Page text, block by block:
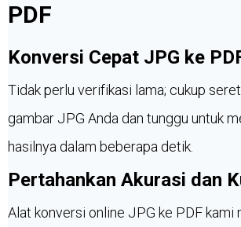
PDF
Konversi Cepat JPG ke
Tidak perlu verifikasi lama; cukup
gambar JPG Anda dan tunggu untuk
hasilnya dalam beberapa detik.
Pertahankan Akurasi dan
Alat konversi online JPG ke PDF kami